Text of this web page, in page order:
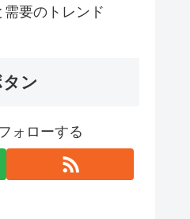
要のトレンド
ン
ォローする